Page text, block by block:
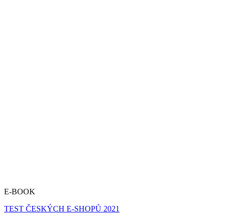
E-BOOK
TEST ČESKÝCH E-SHOPŮ 2021